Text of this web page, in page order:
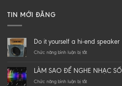
TIN MỚI ĐĂNG
Do it yourself a hi-end
Chức năng bình luận bị tắtở
yourself
a
LÀM SAO ĐỂ NGHE NHẠC
Chức năng bình luận bị tắtở